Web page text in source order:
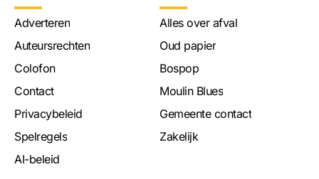
Adverteren
Auteursrechten
Colofon
Contact
Privacybeleid
Spelregels
AI-beleid
Alles over afval
Oud papier
Bospop
Moulin Blues
Gemeente contact
Zakelijk